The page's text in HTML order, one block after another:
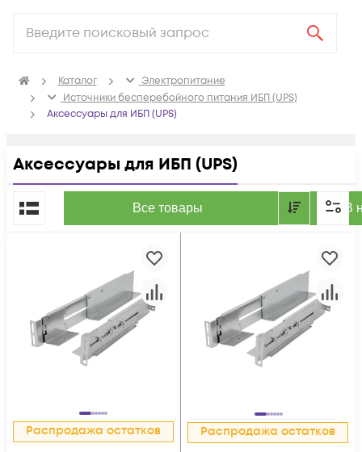
Каталог
Электропитание
Источники бесперебойного питания ИБП (UPS)
Аксессуары для ИБП (UPS)
Аксессуары для ИБП (UPS)
Все товары В
По популярности
Распродажа остатков Распродажа остатков